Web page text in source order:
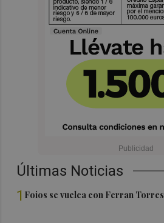
Últimas Noticias
1 Foios se vuelca con Ferran Torres